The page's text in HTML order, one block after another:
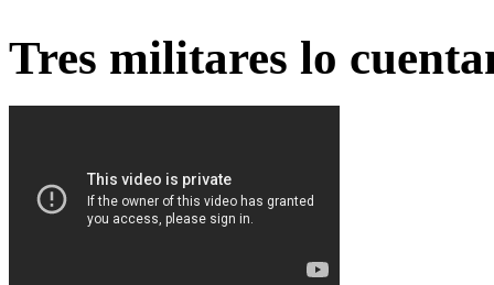
Tres militares lo